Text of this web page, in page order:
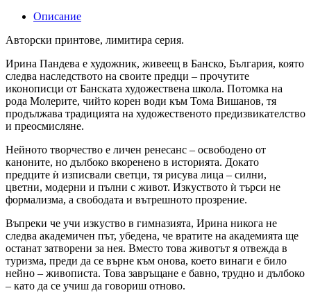
Описание
Авторски принтове, лимитира серия.
Ирина Пандева е художник, живеещ в Банско, България, която
следва наследството на своите предци – прочутите
иконописци от Банската художествена школа. Потомка на
рода Молерите, чийто корен води към Тома Вишанов, тя
продължава традицията на художественото предизвикателство
и преосмисляне.
Нейното творчество е личен ренесанс – освободено от
каноните, но дълбоко вкоренено в историята. Докато
предците ѝ изписвали светци, тя рисува лица – силни,
цветни, модерни и пълни с живот. Изкуството ѝ търси не
формализма, а свободата и вътрешното прозрение.
Въпреки че учи изкуство в гимназията, Ирина никога не
следва академичен път, убедена, че вратите на академията ще
останат затворени за нея. Вместо това животът я отвежда в
туризма, преди да се върне към онова, което винаги е било
нейно – живописта. Това завръщане е бавно, трудно и дълбоко
– като да се учиш да говориш отново.